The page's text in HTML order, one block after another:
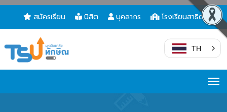
สมัครเรียน นิสิต บุคลากร โรงเรียนสาธิต
TH